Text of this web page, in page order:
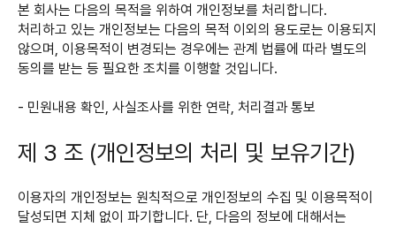
본 회사는 다음의 목적을 위하여 개인정보를 처리합니다.
처리하고 있는 개인정보는 다음의 목적 이외의 용도로는 이용되지
않으며, 이용목적이 변경되는 경우에는 관계 법률에 따라 별도의
동의를 받는 등 필요한 조치를 이행할 것입니다.
- 민원내용 확인, 사실조사를 위한 연락, 처리결과 통보
제 3 조 (개인정보의 처리 및 보유기간)
이용자의 개인정보는 원칙적으로 개인정보의 수집 및 이용목적이
달성되면 지체 없이 파기합니다. 단, 다음의 정보에 대해서는